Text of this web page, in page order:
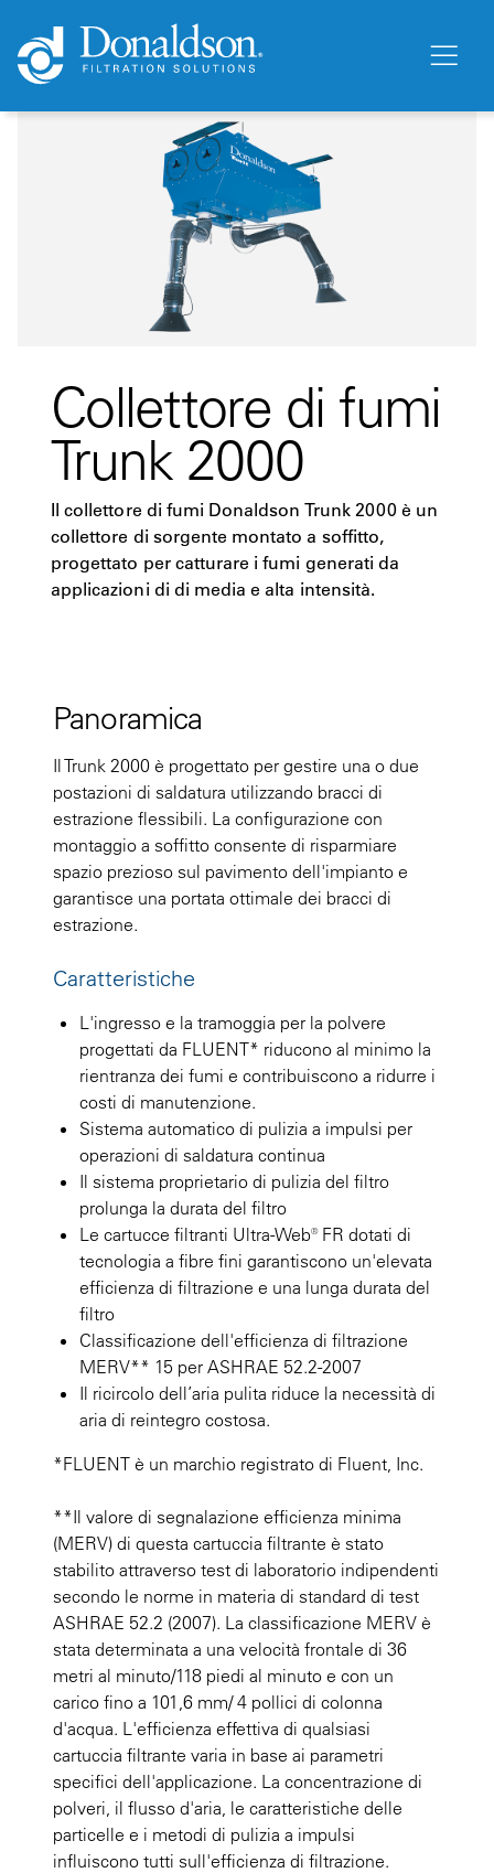
Collettore di fumi
Trunk 2000
Il collettore di fumi Donaldson Trunk 2000 è un
collettore di sorgente montato a soffitto,
progettato per catturare i fumi generati da
applicazioni di di media e alta intensità.
Panoramica
Il Trunk 2000 è progettato per gestire una o due
postazioni di saldatura utilizzando bracci di
estrazione flessibili. La configurazione con
montaggio a soffitto consente di risparmiare
spazio prezioso sul pavimento dell'impianto e
garantisce una portata ottimale dei bracci di
estrazione.
Caratteristiche
L'ingresso e la tramoggia per la polvere
progettati da FLUENT* riducono al minimo la
rientranza dei fumi e contribuiscono a ridurre i
costi di manutenzione.
Sistema automatico di pulizia a impulsi per
operazioni di saldatura continua
Il sistema proprietario di pulizia del filtro
prolunga la durata del filtro
Le cartucce filtranti Ultra-Web® FR dotati di
tecnologia a fibre fini garantiscono un'elevata
efficienza di filtrazione e una lunga durata del
filtro
Classificazione dell'efficienza di filtrazione
MERV** 15 per ASHRAE 52.2-2007
Il ricircolo dell’aria pulita riduce la necessità di
aria di reintegro costosa.
*FLUENT è un marchio registrato di Fluent, Inc.
**Il valore di segnalazione efficienza minima
(MERV) di questa cartuccia filtrante è stato
stabilito attraverso test di laboratorio indipendenti
secondo le norme in materia di standard di test
ASHRAE 52.2 (2007). La classificazione MERV è
stata determinata a una velocità frontale di 36
metri al minuto/118 piedi al minuto e con un
carico fino a 101,6 mm/ 4 pollici di colonna
d'acqua. L'efficienza effettiva di qualsiasi
cartuccia filtrante varia in base ai parametri
specifici dell'applicazione. La concentrazione di
polveri, il flusso d'aria, le caratteristiche delle
particelle e i metodi di pulizia a impulsi
influiscono tutti sull'efficienza di filtrazione.